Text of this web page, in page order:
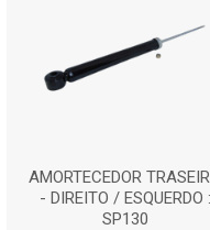
AMORTECEDOR
- DIREITO / ESQUERDO :
SP130